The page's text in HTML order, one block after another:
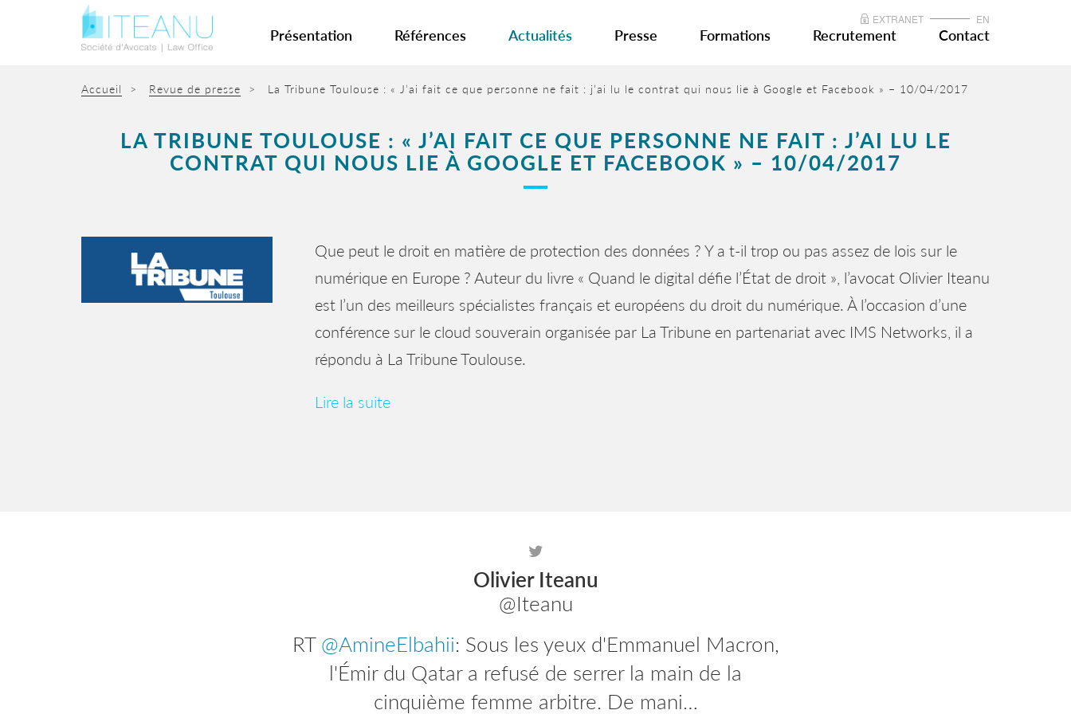
EXTRANET EN
Présentation Références Actualités Presse Formations Recrutement Contact
Accueil > Revue de presse > La Tribune Toulouse : « J’ai fait ce que personne ne fait : j’ai lu le contrat qui nous lie à Google et Facebook » – 10/04/2017
LA TRIBUNE TOULOUSE : « J’AI FAIT CE QUE PERSONNE NE FAIT : J’AI LU LE
CONTRAT QUI NOUS LIE À GOOGLE ET FACEBOOK » – 10/04/2017
Que peut le droit en matière de protection des données ? Y a t-il trop ou pas assez de lois sur le
numérique en Europe ? Auteur du livre « Quand le digital défie l’État de droit », l’avocat Olivier Iteanu
est l’un des meilleurs spécialistes français et européens du droit du numérique. À l’occasion d’une
conférence sur le cloud souverain organisée par La Tribune en partenariat avec IMS Networks, il a
répondu à La Tribune Toulouse.
Lire la suite
Olivier Iteanu
@Iteanu
RT @AmineElbahii: Sous les yeux d'Emmanuel Macron,
l'Émir du Qatar a refusé de serrer la main de la
cinquième femme arbitre. De mani…